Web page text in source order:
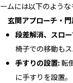
ームには以下のような
玄関アプローチ・
段差解消、スロ
椅子での移動もス
手すりの設置:転
に手すりを設置。